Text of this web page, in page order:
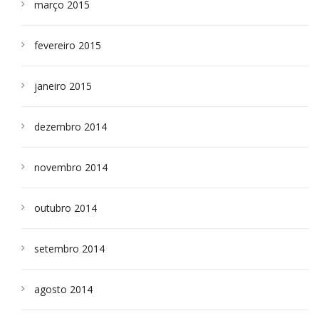
março 2015
fevereiro 2015
janeiro 2015
dezembro 2014
novembro 2014
outubro 2014
setembro 2014
agosto 2014